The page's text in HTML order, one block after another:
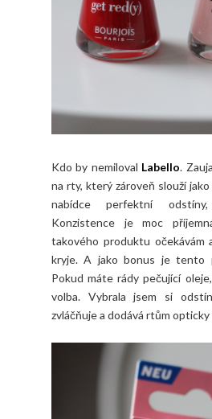
Kdo by nemiloval Labello.
na rty, který zároveň slouží jako
nabídce perfektní
Konzistence je moc
takového produktu očekávám
kryje. A jako bonus je tento
Pokud máte rády pečující
volba. Vybrala jsem si
zvláčňuje a dodává rtům